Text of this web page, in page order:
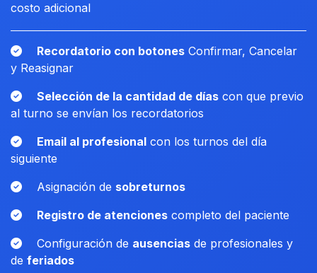
costo adicional
Recordatorio con botones Confirmar, Cancelar
y Reasignar
Selección de la cantidad de días con que previo
al turno se envían los recordatorios
Email al profesional con los turnos del día
siguiente
Asignación de sobreturnos
Registro de atenciones completo del paciente
Configuración de ausencias de profesionales y
de feriados